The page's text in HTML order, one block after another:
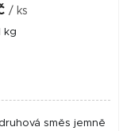
/ ks
kg
směs jemně